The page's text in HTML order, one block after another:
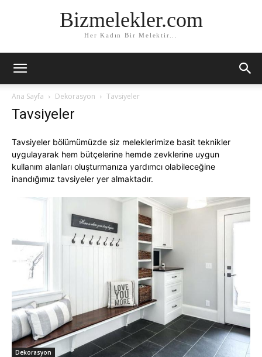
Bizmelekler.com
Her Kadın Bir Melektir...
Ana Sayfa Dekorasyon Tavsiyeler
Tavsiyeler
Tavsiyeler bölümümüzde siz meleklerimize basit teknikler
uygulayarak hem bütçelerine hemde zevklerine uygun
kullanım alanları oluşturmanıza yardımcı olabileceğine
inandığımız tavsiyeler yer almaktadır.
Dekorasyon